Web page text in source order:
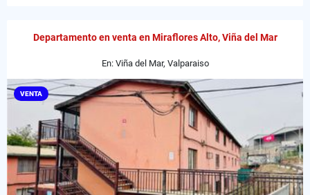
Departamento en venta en Miraflores Alto, Viña del Mar
En: Viña del Mar, Valparaiso
VENTA